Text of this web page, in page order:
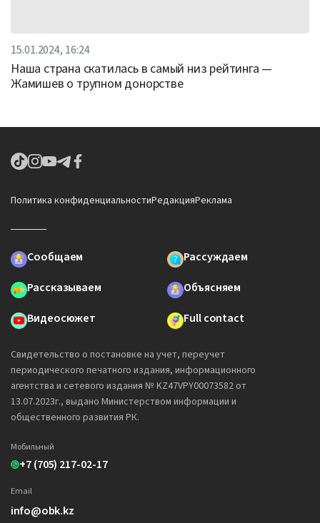
15.01.2024, 16:24
Наша страна скатилась в самый низ рейтинга —
Жамишев о трупном донорстве
Политика конфиденциальностиРедакцияРеклама
Сообщаем
Рассуждаем
Рассказываем
Объясняем
Видеосюжет
Full contact
Свидетельство о постановке на учет, переучет
периодического печатного издания, информационного
агентства и сетевого издания № KZ47VPY00073582 от
13.07.2023г., выдано Министерством информации и
общественного развития РК.
Мобильный
+7 (705) 217-02-17
Email
info@obk.kz